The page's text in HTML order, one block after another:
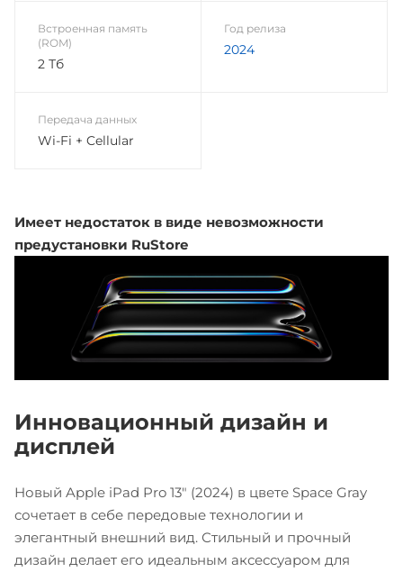
Имеет недостаток в виде невозможности
предустановки RuStore
Инновационный дизайн и
дисплей
Новый Apple iPad Pro 13" (2024) в цвете Space Gray
сочетает в себе передовые технологии и
элегантный внешний вид. Стильный и прочный
дизайн делает его идеальным аксессуаром для
Встроенная память
(ROM)
2 Тб
Год релиза
2024
Передача данных
Wi-Fi + Cellular